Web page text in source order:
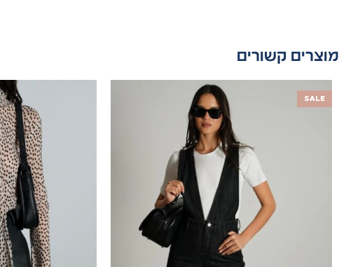
מוצרים קשורים
SALE